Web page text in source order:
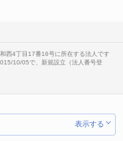
西4丁目17番16号に所在する法人です
10/05で、新規設立（法人番号登
表示する